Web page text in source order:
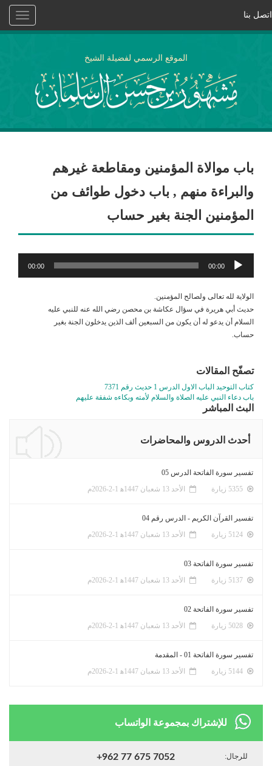
Toggle
اتصل بنا
الموقع الرسمي لفضيلة الشيخ
باب موالاة المؤمنين ومقاطعة غيرهم
والبراءة منهم , باب دخول طوائف من
المؤمنين الجنة بغير حساب
مشغل
الصوت
00:00
00:00
الولاية لله تعالى ولصالح المؤمنين.
حديث أبي هريرة في سؤال عكاشة بن محصن رضي الله عنه للنبي عليه
السلام أن يدعو له أن يكون من السبعين ألف الذين يدخلون الجنة بغير
حساب.
تصفّح المقالات
كتاب التوحيد الباب الاول الدرس 1 حديث رقم 7371
باب دعاء النبي عليه الصلاة والسلام لأمته وبكاءه شفقة عليهم
البث المباشر
أحدث الدروس والمحاضرات
تفسير سورة الفاتحة الدرس 05
الأحد 13 شعبان 1447ﻫ 1-2-2026م
تفسير القرآن الكريم - الدرس رقم 04
الأحد 13 شعبان 1447ﻫ 1-2-2026م
تفسير سورة الفاتحة 03
الأحد 13 شعبان 1447ﻫ 1-2-2026م
تفسير سورة الفاتحة 02
الأحد 13 شعبان 1447ﻫ 1-2-2026م
تفسير سورة الفاتحة 01 - المقدمة
الأحد 13 شعبان 1447ﻫ 1-2-2026م
للإشتراك بمجموعة الواتساب
للرجال: +962 77 675 7052